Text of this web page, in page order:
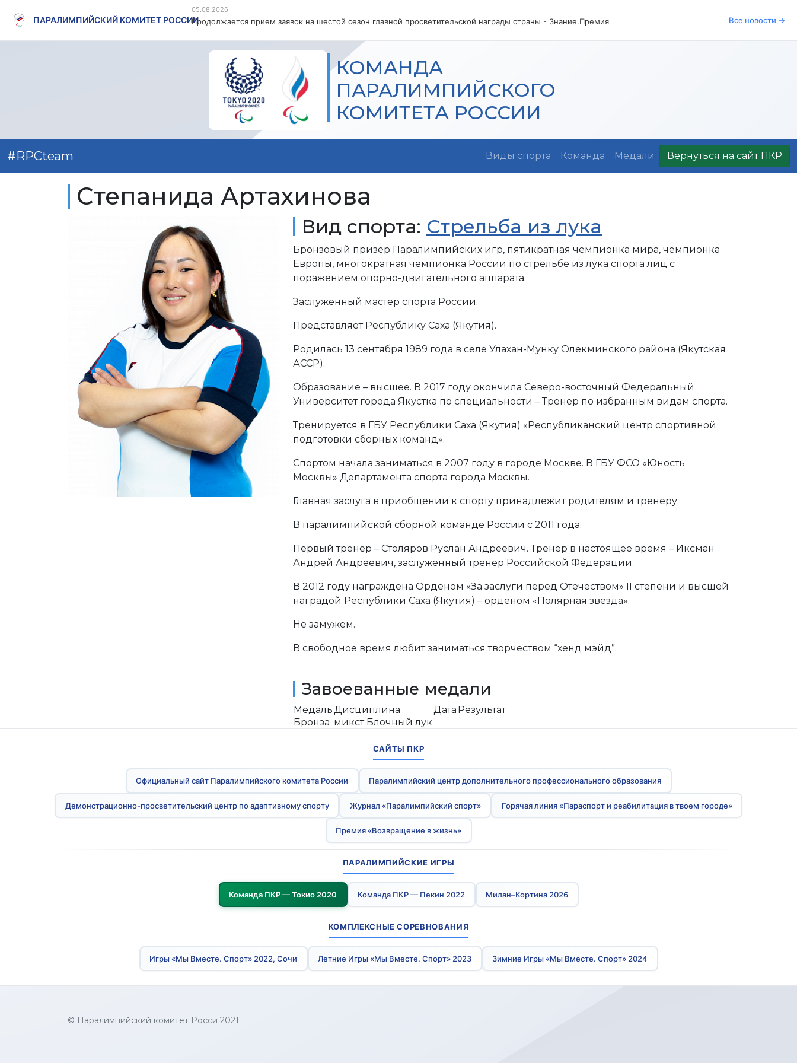
ПАРАЛИМПИЙСКИЙ КОМИТЕТ РОССИИ
05.08.2026
Продолжается прием заявок на шестой сезон главной просветительской награды страны - Знание.Премия Все новости →
КОМАНДА
ПАРАЛИМПИЙСКОГО
КОМИТЕТА РОССИИ
#RPCteam Виды спорта Команда Медали Вернуться на сайт ПКР
Степанида Артахинова
Вид спорта: Стрельба из лука
Бронзовый призер Паралимпийских игр, пятикратная чемпионка мира, чемпионка
Европы, многократная чемпионка России по стрельбе из лука спорта лиц с
поражением опорно-двигательного аппарата.
Заслуженный мастер спорта России.
Представляет Республику Саха (Якутия).
Родилась 13 сентября 1989 года в селе Улахан-Мунку Олекминского района (Якутская
АССР).
Образование – высшее. В 2017 году окончила Северо-восточный Федеральный
Университет города Якустка по специальности – Тренер по избранным видам спорта.
Тренируется в ГБУ Республики Саха (Якутия) «Республиканский центр спортивной
подготовки сборных команд».
Спортом начала заниматься в 2007 году в городе Москве. В ГБУ ФСО «Юность
Москвы» Департамента спорта города Москвы.
Главная заслуга в приобщении к спорту принадлежит родителям и тренеру.
В паралимпийской сборной команде России с 2011 года.
Первый тренер – Столяров Руслан Андреевич. Тренер в настоящее время – Иксман
Андрей Андреевич, заслуженный тренер Российской Федерации.
В 2012 году награждена Орденом «За заслуги перед Отечеством» II степени и высшей
наградой Республики Саха (Якутия) – орденом «Полярная звезда».
Не замужем.
В свободное время любит заниматься творчеством “хенд мэйд”.
Завоеванные медали
МедальДисциплина Дата Результат
Бронза микст Блочный лук
САЙТЫ ПКР
Официальный сайт Паралимпийского комитета России Паралимпийский центр дополнительного профессионального образования
Демонстрационно-просветительский центр по адаптивному спорту Журнал «Паралимпийский спорт» Горячая линия «Параспорт и реабилитация в твоем городе»
Премия «Возвращение в жизнь»
ПАРАЛИМПИЙСКИЕ ИГРЫ
Команда ПКР — Токио 2020 Команда ПКР — Пекин 2022 Милан–Кортина 2026
КОМПЛЕКСНЫЕ СОРЕВНОВАНИЯ
Игры «Мы Вместе. Спорт» 2022, Сочи Летние Игры «Мы Вместе. Спорт» 2023 Зимние Игры «Мы Вместе. Спорт» 2024
© Паралимпийский комитет Росси 2021